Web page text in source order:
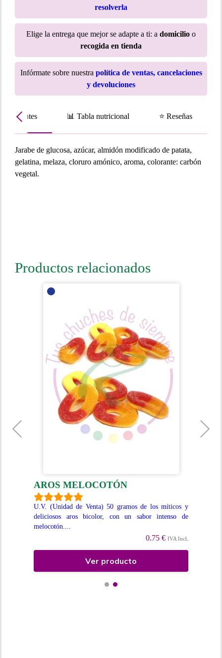
resolverla
Elige la entrega que mejor se adapte a ti: a domicilio o
recogida en tienda
Infórmate sobre nuestra política de ventas, cancelaciones
y devoluciones
📊 Tabla nutricional ⭐ Reseñas
Jarabe de glucosa, azúcar, almidón modificado de patata,
gelatina, melaza, cloruro amónico, aroma, colorante: carbón
vegetal.
Productos relacionados
AROS MELOCOTÓN
U.V. (Unidad de Venta) 50 gramos de los míticos y
deliciosos aros bicolor, con un sabor intenso de
melocotón....
0.75 € IVA Incl.
Ver producto